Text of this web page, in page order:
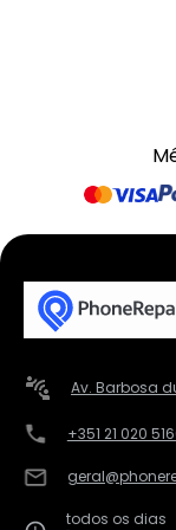
Av. Barbosa
+351 21 020
todos os dias